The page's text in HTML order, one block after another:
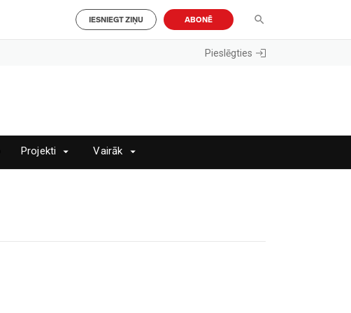
IESNIEGT ZIŅU ABONĒ
Pieslēgties
Projekti Vairāk